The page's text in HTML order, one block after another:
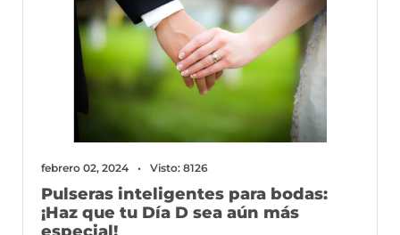
febrero 02, 2024 Visto: 8126
Pulseras inteligentes para bodas:
¡Haz que tu Día D sea aún más